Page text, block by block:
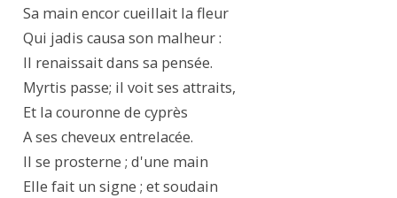
Sa main encor cueillait la fleur
Qui jadis causa son malheur :
Il renaissait dans sa pensée.
Myrtis passe; il voit ses attraits,
Et la couronne de cyprès
A ses cheveux entrelacée.
Il se prosterne ; d'une main
Elle fait un signe ; et soudain